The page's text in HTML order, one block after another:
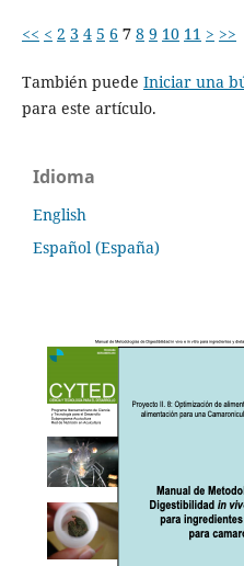
<< < 2 3 4 5 6 7 8 9 10 11 > >>
También puede Iniciar una
para este artículo.
Idioma
English
Español (España)